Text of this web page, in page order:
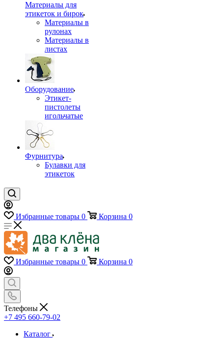
Материалы для
этикеток и бирок
Материалы в
рулонах
Материалы в
листах
Оборудование
Этикет-
пистолеты
игольчатые
Фурнитура
Булавки для
этикеток
Избранные товары 0 Корзина 0
Избранные товары 0 Корзина 0
Телефоны
+7 495 660-79-02
Каталог